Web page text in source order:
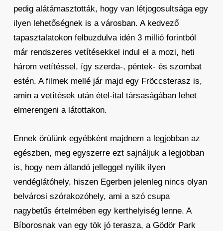
pedig alátámasztották, hogy van létjogosultsága egy
ilyen lehetőségnek is a városban. A kedvező
tapasztalatokon felbuzdulva idén 3 millió forintból
már rendszeres vetítésekkel indul el a mozi, heti
három vetítéssel, így szerda-, péntek- és szombat
estén. A filmek mellé jár majd egy Fröccsterasz is,
amin a vetítések után étel-ital társaságában lehet
elmerengeni a látottakon.
Ennek örülünk egyébként majdnem a legjobban az
egészben, meg egyszerre ezt sajnáljuk a legjobban
is, hogy nem állandó jelleggel nyílik ilyen
vendéglátóhely, hiszen Egerben jelenleg nincs olyan
belvárosi szórakozóhely, ami a szó csupa
nagybetűs értelmében egy kerthelyiség lenne. A
Bíborosnak van egy tök jó terasza, a Gödör Park